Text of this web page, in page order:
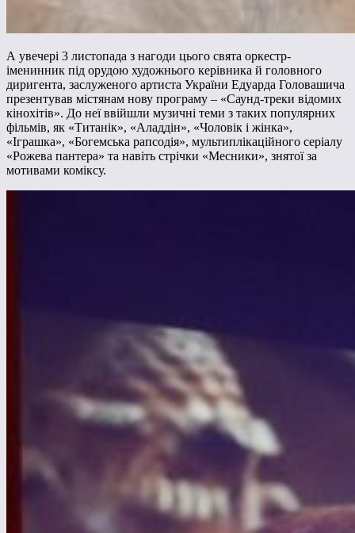
А увечері 3 листопада з нагоди цього свята оркестр-
іменинник під орудою художнього керівника й головного
диригента, заслуженого артиста України Едуарда Головашича
презентував містянам нову програму – «Саунд-треки відомих
кінохітів». До неї ввійшли музичні теми з таких популярних
фільмів, як «Титанік», «Аладдін», «Чоловік і жінка»,
«Іграшка», «Богемська рапсодія», мультиплікаційного серіалу
«Рожева пантера» та навіть стрічки «Месники», знятої за
мотивами коміксу.